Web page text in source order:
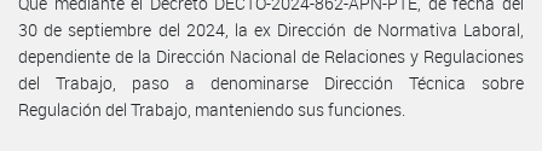
30 de septiembre del 2024, la ex Dirección de Normativa Laboral,
dependiente de la Dirección Nacional de Relaciones y Regulaciones
del Trabajo, paso a denominarse Dirección Técnica sobre
Regulación del Trabajo, manteniendo sus funciones.